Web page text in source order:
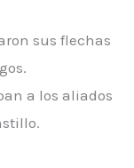
sus flechas
a los aliados